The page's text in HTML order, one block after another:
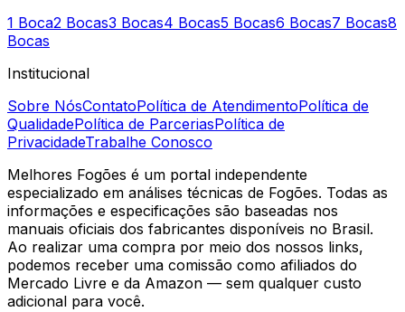
1 Boca2 Bocas3 Bocas4 Bocas5 Bocas6 Bocas7 Bocas8
Bocas
Institucional
Sobre NósContatoPolítica de AtendimentoPolítica de
QualidadePolítica de ParceriasPolítica de
PrivacidadeTrabalhe Conosco
Melhores Fogões é um portal independente
especializado em análises técnicas de Fogões. Todas as
informações e especificações são baseadas nos
manuais oficiais dos fabricantes disponíveis no Brasil.
Ao realizar uma compra por meio dos nossos links,
podemos receber uma comissão como afiliados do
Mercado Livre e da Amazon — sem qualquer custo
adicional para você.